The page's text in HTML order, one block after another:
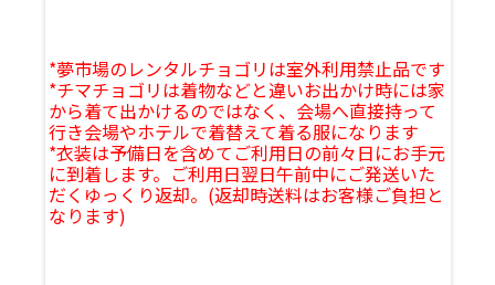
*夢市場のレンタルチョゴリは室外利用禁止品です
*チマチョゴリは着物などと違いお出かけ時には家
から着て出かけるのではなく、会場へ直接持って
行き会場やホテルで着替えて着る服になります
*衣装は予備日を含めてご利用日の前々日にお手元
に到着します。ご利用日翌日午前中にご発送いた
だくゆっくり返却。(返却時送料はお客様ご負担と
なります)